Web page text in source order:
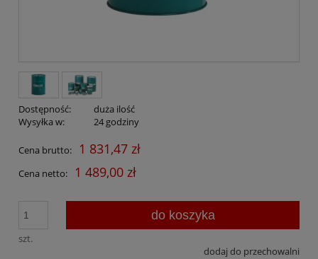
Dostępność:
duża ilość
Wysyłka w:
24 godziny
Cena brutto: 1 831,47 zł
Cena netto: 1 489,00 zł
szt.
do koszyka
dodaj do przechowalni